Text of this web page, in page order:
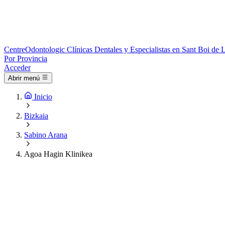
CentreOdontologic Clínicas Dentales y Especialistas en Sant Boi de
Por Provincia
Acceder
Abrir menú
Inicio
Bizkaia
Sabino Arana
Agoa Hagin Klinikea